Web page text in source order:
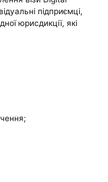
підприємці,
юрисдикції, які